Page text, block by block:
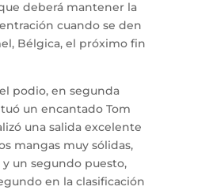
deberá mantener la
cuando se den
Bélgica, el próximo fin
podio, en segunda
un encantado Tom
una salida excelente
mangas muy sólidas,
un segundo puesto,
en la clasificación